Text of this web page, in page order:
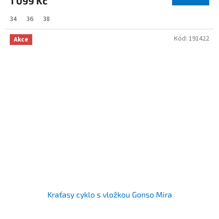
34 36 38
Akce
Kraťasy cyklo s vložkou Gonso Mira
Kód: 191422